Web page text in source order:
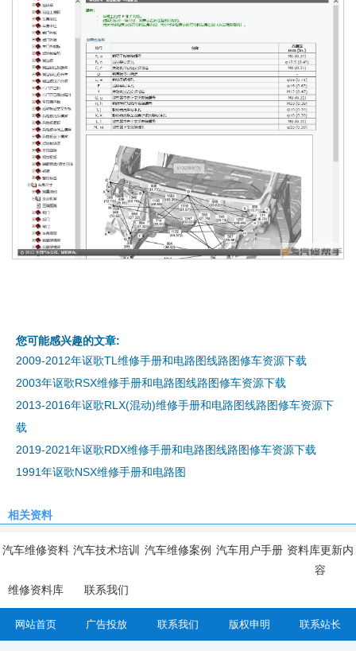
您可能感兴趣的文章:
2009-2012年讴歌TL维修手册和电路图线路图修车资源下载
2003年讴歌RSX维修手册和电路图线路图修车资源下载
2013-2016年讴歌RLX(混动)维修手册和电路图线路图修车资源下
载
2019-2021年讴歌RDX维修手册和电路图线路图修车资源下载
1991年讴歌NSX维修手册和电路图
相关资料
汽车维修资料 汽车技术培训 汽车维修案例 汽车用户手册 资料库更新内
容
维修资料库
联系我们
网站首页 广告投放 联系我们 版权申明 联系站长